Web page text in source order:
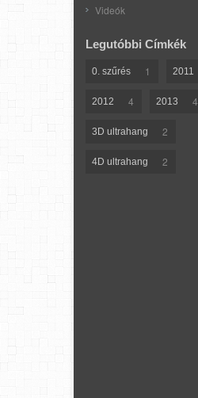
Videók
Legutóbbi Címkék
0. szűrés 1 2011
2012 4 2013 4
3D ultrahang 2
4D ultrahang 2